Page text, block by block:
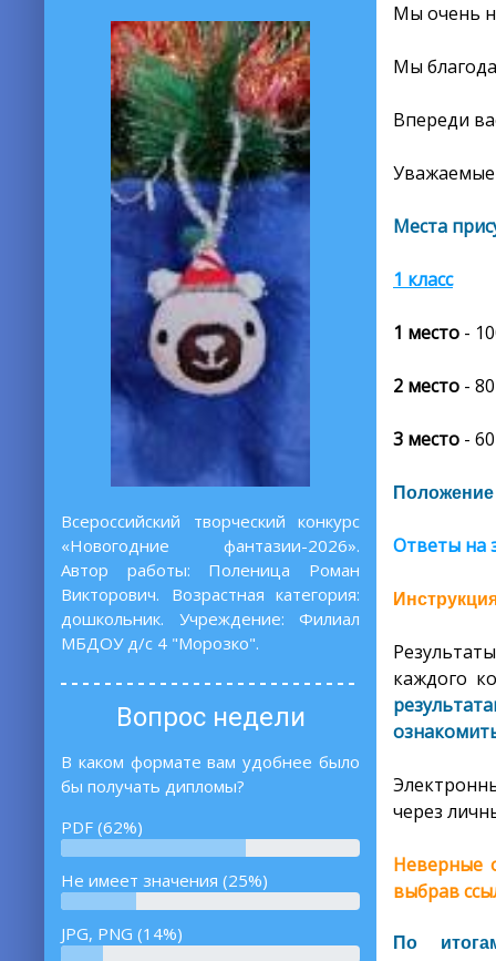
Всероссийский творческий конкурс
«Новогодние фантазии-2026».
Автор работы: Поленица Роман
Викторович. Возрастная категория:
дошкольник. Учреждение: Филиал
МБДОУ д/с 4 "Морозко".
Вопрос недели
В каком формате вам удобнее было
бы получать дипломы?
PDF (62%)
Не имеет значения (25%)
JPG, PNG (14%)
Мы очень
Мы
Впереди
Уважаемые
Места
1 класс
1 место -
2 место -
3 место -
Ответы на
каждого
через
Неверные
выбрав
По